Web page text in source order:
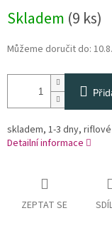
cena:
Skladem (9 ks)
Můžeme doručit do:
skladem, 1-3 dny,
Detailní informace
ZEPTAT SE